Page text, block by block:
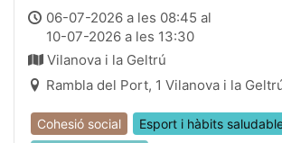
06 al 10 de juliol, de 08:45
06-07-2026 a les 08:45 al
10-07-2026 a les 13:30
Vilanova i la Geltrú
Rambla del Port, 1 Vilanova i la
Cohesió social
Esport i hàbits